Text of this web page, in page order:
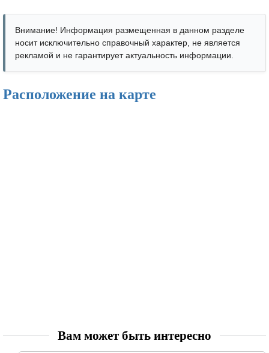
Внимание! Информация размещенная в данном разделе
носит исключительно справочный характер, не является
рекламой и не гарантирует актуальность информации.
Расположение на карте
Вам может быть интересно